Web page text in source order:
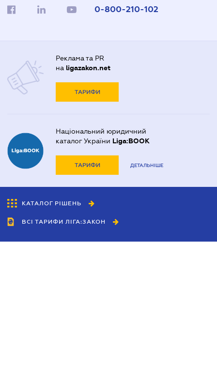
0-800-210-102
Реклама та PR
на ligazakon.net
ТАРИФИ
Національний юридичний
каталог України Liga:BOOK
ТАРИФИ ДЕТАЛЬНІШЕ
КАТАЛОГ РІШЕНЬ
ВСІ ТАРИФИ ЛІГА:ЗАКОН